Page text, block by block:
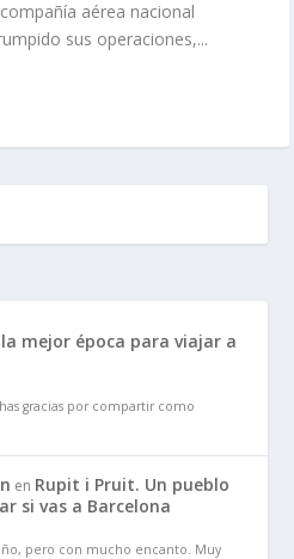
aérea nacional
sus operaciones,...
la mejor época para viajar a
gracias por compartir como
en Rupit i Pruit. Un pueblo
si vas a Barcelona
pero con mucho encanto. Muy